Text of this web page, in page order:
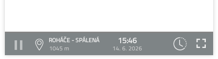
ROHÁČE - SPÁLENÁ
1045 m
15:46
14. 6. 2026